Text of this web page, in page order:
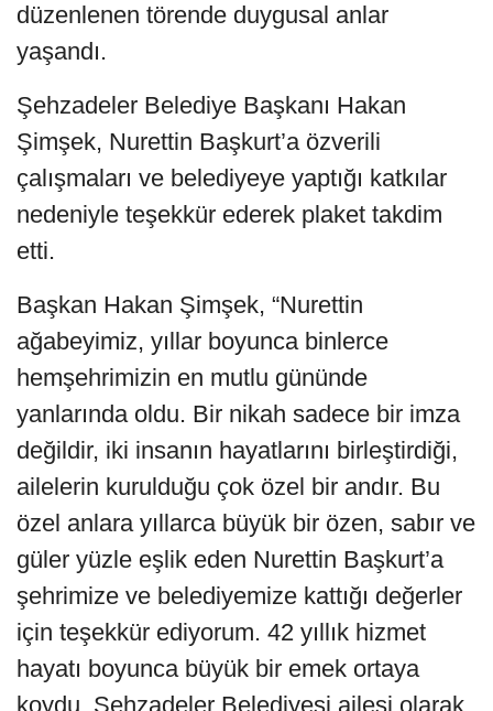
düzenlenen törende duygusal anlar
yaşandı.
Şehzadeler Belediye Başkanı Hakan
Şimşek, Nurettin Başkurt’a özverili
çalışmaları ve belediyeye yaptığı katkılar
nedeniyle teşekkür ederek plaket takdim
etti.
Başkan Hakan Şimşek, “Nurettin
ağabeyimiz, yıllar boyunca binlerce
hemşehrimizin en mutlu gününde
yanlarında oldu. Bir nikah sadece bir imza
değildir, iki insanın hayatlarını birleştirdiği,
ailelerin kurulduğu çok özel bir andır. Bu
özel anlara yıllarca büyük bir özen, sabır ve
güler yüzle eşlik eden Nurettin Başkurt’a
şehrimize ve belediyemize kattığı değerler
için teşekkür ediyorum. 42 yıllık hizmet
hayatı boyunca büyük bir emek ortaya
koydu. Şehzadeler Belediyesi ailesi olarak